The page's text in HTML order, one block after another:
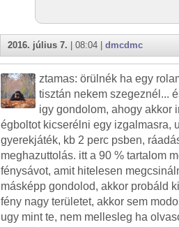
2016. július 7. | 08:04 | dmcdmc
ztamas: örülnék ha egy
tisztán nekem szegeznél...
igy gondolom, ahogy akkor
égboltot kicserélni egy izgalmasra,
gyerekjáték, kb 2 perc psben,
meghazuttolás. itt a 90 % tartalom
fénysávot, amit hitelesen
másképp gondolod, akkor probáld
fény nagy területet, akkor sem
ugy mint te, nem mellesleg ha